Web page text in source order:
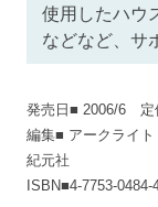
使用したハウ
などなど、サ
発売日■ 2006/6 定
編集■ アークライ
紀元社
ISBN■4-7753-0484-